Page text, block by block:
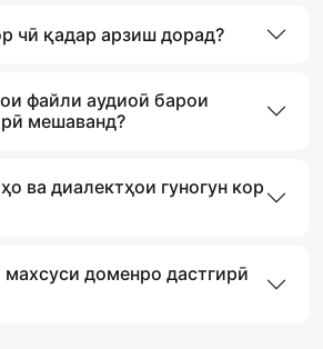
чӣ қадар арзиш дорад?
файли аудиоӣ барои
мешаванд?
ва диалектҳои гуногун кор
доменро дастгирӣ